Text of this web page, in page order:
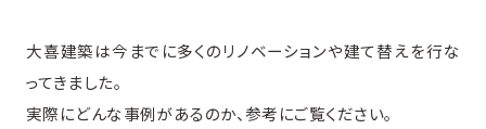
大喜建築は今までに多くのリノベーションや建て替えを行な
ってきました。
実際にどんな事例があるのか、参考にご覧ください。